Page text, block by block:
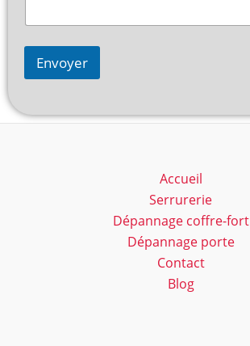
Envoyer
Accueil
Serrurerie
Dépannage coffre-fort
Dépannage porte
Contact
Blog